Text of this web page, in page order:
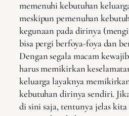
memenuhi kebutuhan
meskipun pemenuhan
kegunaan pada dirinya
bisa pergi berfoya-foya dan
Dengan segala macam
harus memikirkan
keluarga layaknya
kebutuhan dirinya sendiri.
di sini saja, tentunya jelas